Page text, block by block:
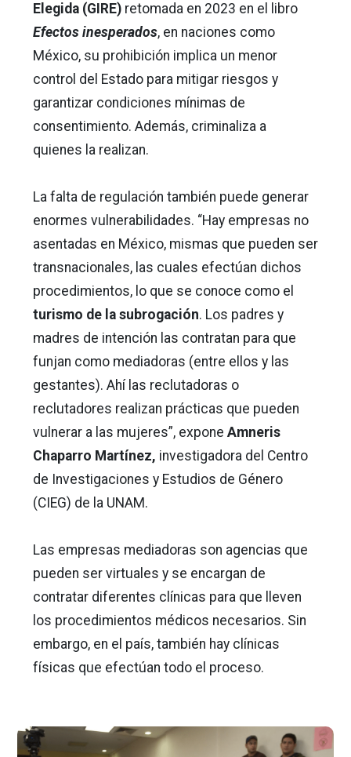
Elegida (GIRE) retomada en 2023 en el libro
Efectos inesperados, en naciones como
México, su prohibición implica un menor
control del Estado para mitigar riesgos y
garantizar condiciones mínimas de
consentimiento. Además, criminaliza a
quienes la realizan.
La falta de regulación también puede generar
enormes vulnerabilidades. “Hay empresas no
asentadas en México, mismas que pueden ser
transnacionales, las cuales efectúan dichos
procedimientos, lo que se conoce como el
turismo de la subrogación. Los padres y
madres de intención las contratan para que
funjan como mediadoras (entre ellos y las
gestantes). Ahí las reclutadoras o
reclutadores realizan prácticas que pueden
vulnerar a las mujeres”, expone Amneris
Chaparro Martínez, investigadora del Centro
de Investigaciones y Estudios de Género
(CIEG) de la UNAM.
Las empresas mediadoras son agencias que
pueden ser virtuales y se encargan de
contratar diferentes clínicas para que lleven
los procedimientos médicos necesarios. Sin
embargo, en el país, también hay clínicas
físicas que efectúan todo el proceso.